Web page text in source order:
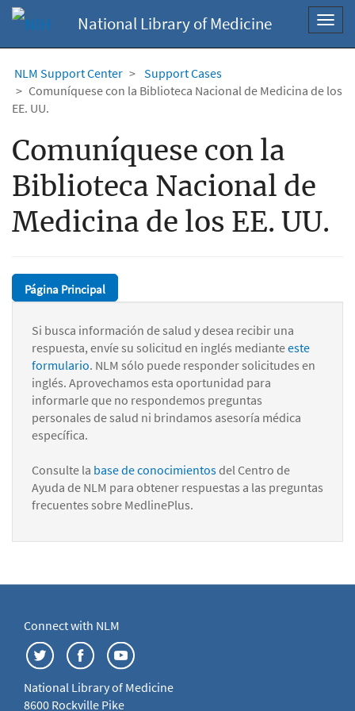
National Library of Medicine
NLM Support Center
Support Cases
Comuníquese con la Biblioteca Nacional de Medicina de los
EE. UU.
Comuníquese con la
Biblioteca Nacional de
Medicina de los EE. UU.
Página Principal
Si busca información de salud y desea recibir una
respuesta, envíe su solicitud en inglés medianteeste
formulario. NLM sólo puede responder solicitudes en
inglés. Aprovechamos esta oportunidad para
informarle que no respondemos preguntas
personales de salud ni brindamos asesoría médica
específica.
Consulte la base de conocimientosdel Centro de
Ayuda de NLM para obtener respuestas a las preguntas
frecuentes sobre MedlinePlus.
Connect with NLM
National Library of Medicine
8600 Rockville Pike